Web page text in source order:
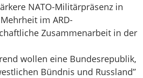
NATO-Militärpräsenz in
im ARD-
Zusammenarbeit in der
wollen eine Bundesrepublik,
Bündnis und Russland”